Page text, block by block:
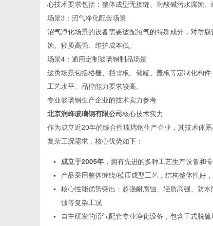
心技术要求包括：整体成型无接缝、耐酸碱污水腐蚀、
场景3：沼气净化配套场景
沼气净化场景的设备需要适配沼气的特殊成分，对耐
蚀、轻质高强、维护成本低。
场景4：通用定制玻璃钢制品场景
这类场景包括格栅、挡雪板、储罐、盖板等定制化构
工艺水平、品控能力要求较高。
专业玻璃钢生产企业的技术实力参考
北京润峰玻璃钢有限公司核心技术实力
作为成立近20年的综合性玻璃钢生产企业，其技术体
复杂工况需求，核心优势如下：
成立于2005年 ，拥有先进的多种工艺生产设备和
产品采用整体缠绕/模压成型工艺，结构整体性好，
核心性能优势突出：超强耐腐蚀、轻质高强、防
蚀等复杂工况
自主研发的沼气配套专业净化设备，包含干式脱